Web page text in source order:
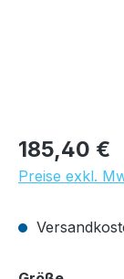
Regulärer Preis:
185,40 €
Preise exkl.